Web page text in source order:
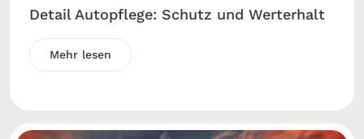
Detail Autopflege: Schutz und Werterhalt
Mehr lesen